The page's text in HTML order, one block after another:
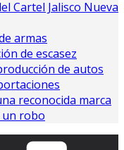
Cartel Jalisco Nueva
armas
de escasez
de autos
reconocida marca
robo